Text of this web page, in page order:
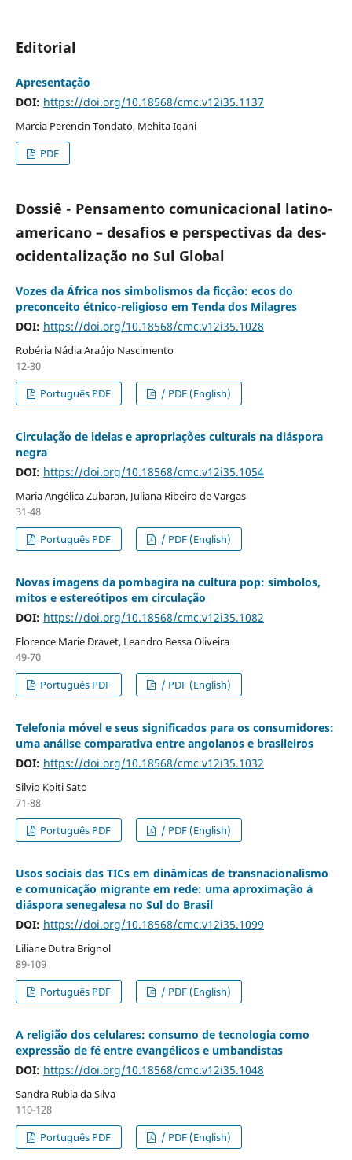
Editorial
Apresentação
DOI: https://doi.org/10.18568/cmc.v12i35.1137
Marcia Perencin Tondato, Mehita Iqani
PDF
Dossiê - Pensamento comunicacional latino-
americano – desafios e perspectivas da des-
ocidentalização no Sul Global
Vozes da África nos simbolismos da ficção: ecos do
preconceito étnico-religioso em Tenda dos Milagres
DOI: https://doi.org/10.18568/cmc.v12i35.1028
Robéria Nádia Araújo Nascimento
12-30
Português PDF
/ PDF (English)
Circulação de ideias e apropriações culturais na diáspora
negra
DOI: https://doi.org/10.18568/cmc.v12i35.1054
Maria Angélica Zubaran, Juliana Ribeiro de Vargas
31-48
Português PDF
/ PDF (English)
Novas imagens da pombagira na cultura pop: símbolos,
mitos e estereótipos em circulação
DOI: https://doi.org/10.18568/cmc.v12i35.1082
Florence Marie Dravet, Leandro Bessa Oliveira
49-70
Português PDF
/ PDF (English)
Telefonia móvel e seus significados para os consumidores:
uma análise comparativa entre angolanos e brasileiros
DOI: https://doi.org/10.18568/cmc.v12i35.1032
Silvio Koiti Sato
71-88
Português PDF
/ PDF (English)
Usos sociais das TICs em dinâmicas de transnacionalismo
e comunicação migrante em rede: uma aproximação à
diáspora senegalesa no Sul do Brasil
DOI: https://doi.org/10.18568/cmc.v12i35.1099
Liliane Dutra Brignol
89-109
Português PDF
/ PDF (English)
A religião dos celulares: consumo de tecnologia como
expressão de fé entre evangélicos e umbandistas
DOI: https://doi.org/10.18568/cmc.v12i35.1048
Sandra Rubia da Silva
110-128
Português PDF
/ PDF (English)